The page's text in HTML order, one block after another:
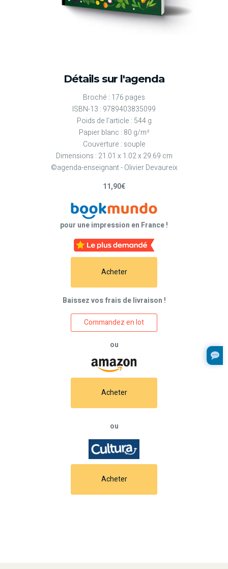
Détails sur l'agenda
Broché : 176 pages
ISBN-13 : 9789403835099
Poids de l'article : 544 g
Papier blanc : 80 g/m²
Couverture : souple
Dimensions : 21.01 x 1.02 x 29.69 cm
©agenda-enseignant - Olivier Devaureix
11,90€
pour une impression en France !
Acheter
Baissez vos frais de livraison !
Commandez en lot
ou
Acheter
ou
Acheter